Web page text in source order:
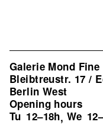
Galerie Mond
Bleibtreustr. 17 /
Berlin West
Opening hours
Tu 12–18h, We